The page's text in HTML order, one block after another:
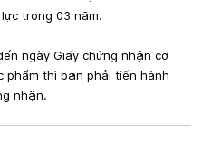
trong 03 năm.
ngày Giấy chứng nhận cơ
phẩm thì bạn phải tiến hành
nhận.